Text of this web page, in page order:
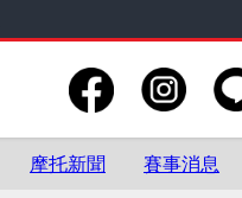
摩托新聞 賽事消息